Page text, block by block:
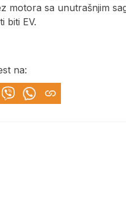
motora sa unutrašnjim
biti EV.
na: